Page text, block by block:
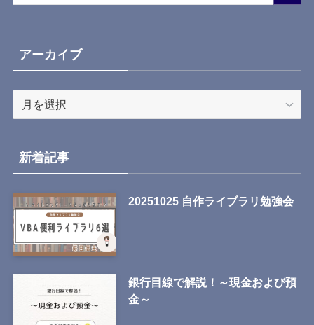
アーカイブ
イ
ブ
新着記事
20251025 自作ライブラリ勉強会
銀行目線で解説！～現金および預
金～